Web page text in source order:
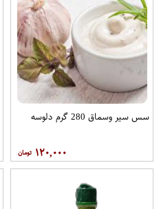
سس سیر وسماق 280 گرم دلوسه
۱۲۰,۰۰۰